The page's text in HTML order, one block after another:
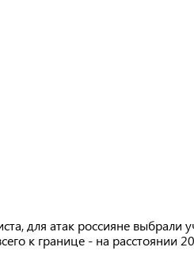
для атак россияне выбрали
к границе - на расстоянии